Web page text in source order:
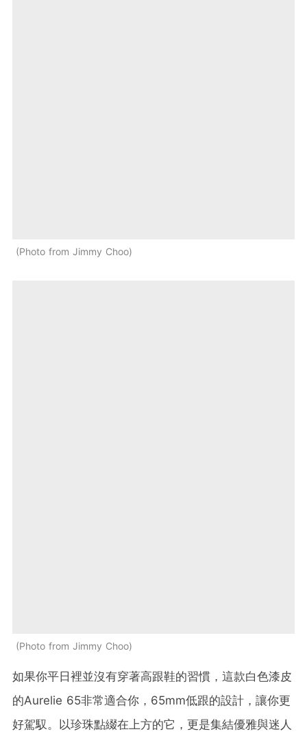
Photo from Jimmy Choo
Photo from Jimmy Choo
如果你平日裡並沒有穿著高跟鞋的習慣，這款白色漆皮
的Aurelie 65非常適合你，65mm低跟的設計，讓你更
好駕馭。以珍珠點綴在上方的它，更是集結優雅與迷人